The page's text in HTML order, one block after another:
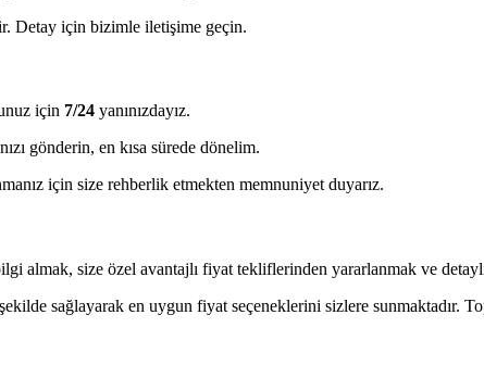
Detay için bizimle iletişime geçin.
için 7/24 yanınızdayız.
gönderin, en kısa sürede dönelim.
için size rehberlik etmekten memnuniyet duyarız.
almak, size özel avantajlı fiyat tekliflerinden yararlanmak ve
sağlayarak en uygun fiyat seçeneklerini sizlere sunmaktadır.